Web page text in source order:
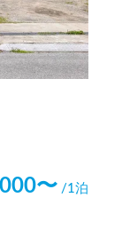
〜 /1泊